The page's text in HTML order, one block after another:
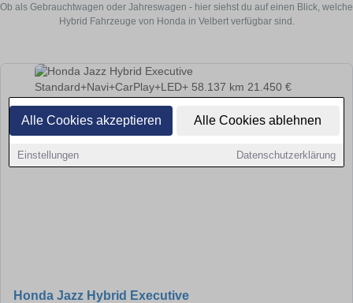
Alle Cookies akzeptieren Alle Cookies ablehnen
Einstellungen Datenschutzerklärung
Ob als Gebrauchtwagen oder Jahreswagen - hier siehst du auf einen Blick, welche
Hybrid Fahrzeuge von Honda in Velbert verfügbar sind.
Honda Jazz Hybrid Executive